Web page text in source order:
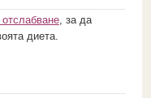
, за да
диета.